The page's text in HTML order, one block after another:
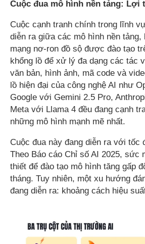
Cuộc đua mô hình nền tảng: Lợi
Cuộc cạnh tranh chính trong lĩnh
diễn ra giữa các mô hình nền tảng,
mạng nơ-ron đồ sộ được đào tạo
khổng lồ để xử lý đa dạng các tác
văn bản, hình ảnh, mã code và
lồ hiện đại của công nghệ AI như
Google với Gemini 2.5 Pro,
Meta với Llama 4 đều đang cạnh
những mô hình mạnh mẽ nhất.
Cuộc đua này đang diễn ra với tốc
Theo Báo cáo Chỉ số AI 2025, sức
thiết để đào tạo mô hình tăng gấp
tháng. Tuy nhiên, một xu hướng
đang diễn ra: khoảng cách hiệu